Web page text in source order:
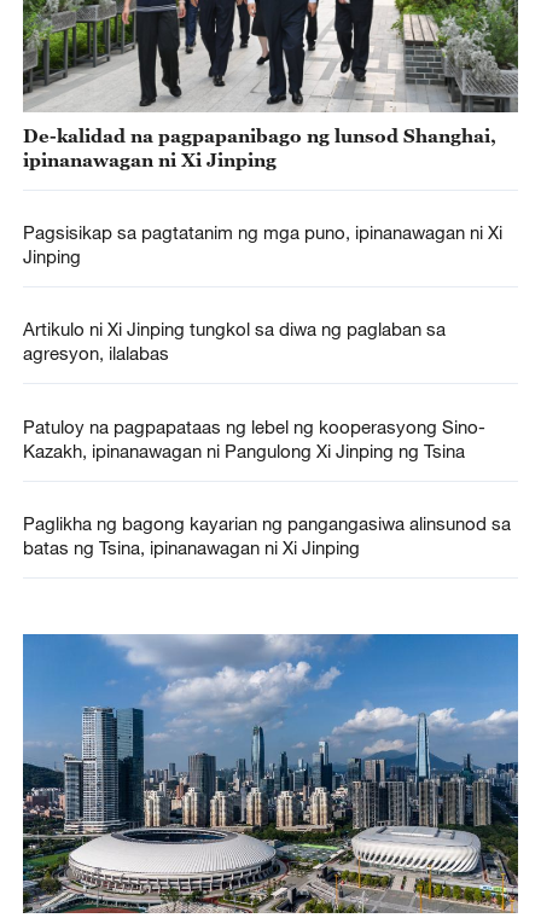
De-kalidad na pagpapanibago ng lunsod Shanghai,
ipinanawagan ni Xi Jinping
Pagsisikap sa pagtatanim ng mga puno, ipinanawagan ni Xi
Jinping
Artikulo ni Xi Jinping tungkol sa diwa ng paglaban sa
agresyon, ilalabas
Patuloy na pagpapataas ng lebel ng kooperasyong Sino-
Kazakh, ipinanawagan ni Pangulong Xi Jinping ng Tsina
Paglikha ng bagong kayarian ng pangangasiwa alinsunod sa
batas ng Tsina, ipinanawagan ni Xi Jinping